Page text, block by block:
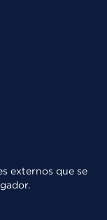
externos que se